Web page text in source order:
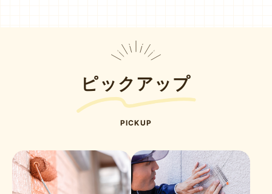
ピックアップ
PICKUP